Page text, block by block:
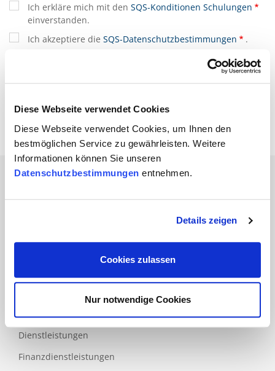
Diese Webseite verwendet Cookies
Diese Webseite verwendet Cookies, um Ihnen den
bestmöglichen Service zu gewährleisten. Weitere
Informationen können Sie unseren
Datenschutzbestimmungen entnehmen.
Details zeigen
Cookies zulassen
Nur notwendige Cookies
Ich erkläre mich mit den SQS-Konditionen Schulungen
einverstanden.
Ich akzeptiere die SQS-Datenschutzbestimmungen .
Dienstleistungen
Finanzdienstleistungen